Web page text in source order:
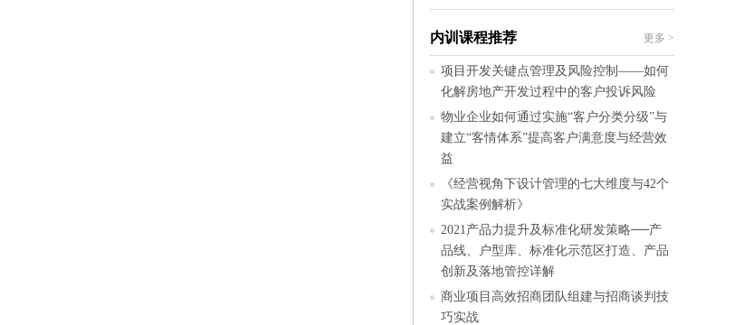
更多 >
内训课程推荐
项目开发关键点管理及风险控制——如何
化解房地产开发过程中的客户投诉风险
物业企业如何通过实施“客户分类分级”与
建立“客情体系”提高客户满意度与经营效
益
《经营视角下设计管理的七大维度与42个
实战案例解析》
2021产品力提升及标准化研发策略──产
品线、户型库、标准化示范区打造、产品
创新及落地管控详解
商业项目高效招商团队组建与招商谈判技
巧实战